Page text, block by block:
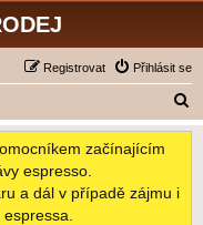
Přihlásit se
Registrovat
l
začínajícím
espresso.
a dál v případě zájmu i